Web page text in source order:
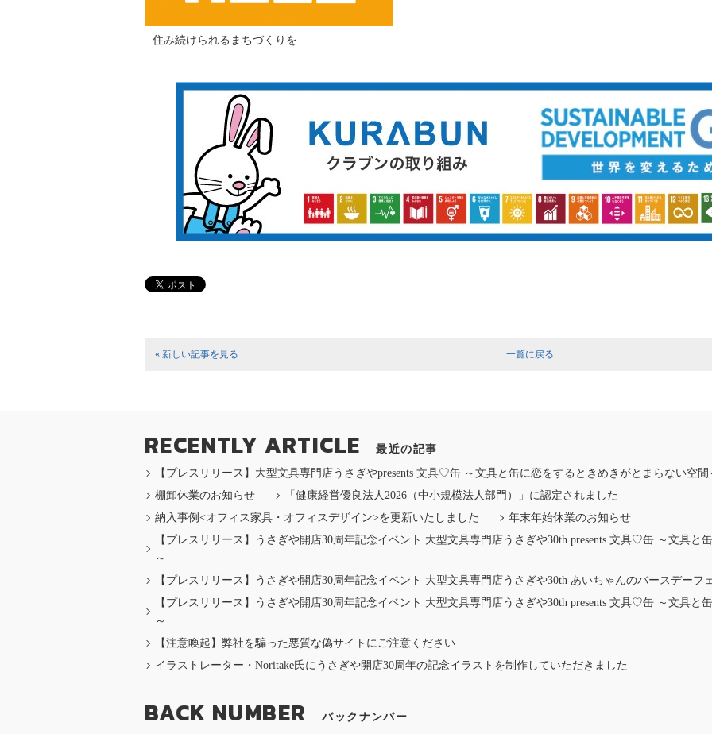
住み続けられるまちづくりを
« 新しい記事を見る 一覧に戻る
RECENTLY ARTICLE
最近の記事
【プレスリリース】大型文具専門店うさぎやpresents 文具♡缶 ～文具と缶に恋をするときめきがとまらない空
棚卸休業のお知らせ
「健康経営優良法人2026（中小規模法人部門）」に認定されました
納入事例<オフィス家具・オフィスデザイン>を更新いたしました
年末年始休業のお知らせ
【プレスリリース】うさぎや開店30周年記念イベント 大型文具専門店うさぎや30th presents 文具♡缶 ～文具と
～
【プレスリリース】うさぎや開店30周年記念イベント 大型文具専門店うさぎや30th あいちゃんのバースデーフ
【プレスリリース】うさぎや開店30周年記念イベント 大型文具専門店うさぎや30th presents 文具♡缶 ～文具と
～
【注意喚起】弊社を騙った悪質な偽サイトにご注意ください
イラストレーター・Noritake氏にうさぎや開店30周年の記念イラストを制作していただきました
BACK NUMBER バックナンバー